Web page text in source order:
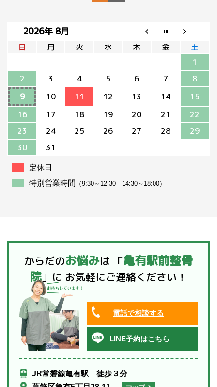
ね。 さて、診療日のお知らせです。
...
2023.12.13
体調には注意して！
こんにちは、亀有駅前整骨院です 最
近は気候が落ち着かなくて困ります
ね 寒い時期は寒い！でいいのに 突然
暖かくなったり、夜には凍える寒さ
になっ...
GWのお知らせ
５月２・３・４・５日は休診となり
ます。 お間違えないようにお気を付
けください。 ...
2022.10.18
施術同意書に署名を頂い
ております
亀有駅前整骨院では患者様に安心し
2026年 8月
日 月 火 水 木 金
土
1
2
3 4 5 6 7
8
9
10 11 12 13 14
15
16
17 18 19 20 21
22
23
24 25 26 27 28
29
30
31
定休日
特別営業時間
（9:30～12:30｜14:30～18:00）
からだのお悩みは 「亀有駅前整骨
院 」に お気軽にご連絡ください！
電話で相談する
LINE予約はこちら
JR常磐線亀有駅 徒歩３分